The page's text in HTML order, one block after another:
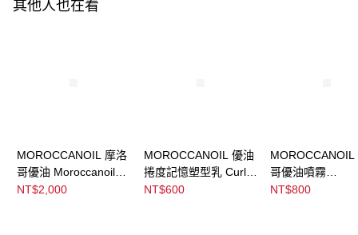
其他人也在看
MOROCCANOIL 摩洛
哥優油 Moroccanoil
Treatment
NT$2,000
MOROCCANOIL 優油
捲度記憶塑型乳 Curl
Defining Cream
NT$600
MOROCCANOIL
哥優油噴霧
Moroccanoil
NT$800